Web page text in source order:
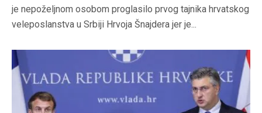
je nepoželjnom osobom proglasilo prvog tajnika hrvatskog
veleposlanstva u Srbiji Hrvoja Šnajdera jer je...